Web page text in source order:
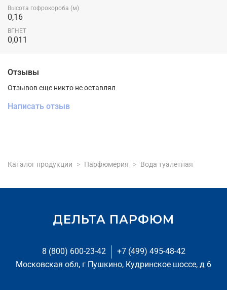
Высота гофрокороба (м)
0,16
ВГНЕТ
0,011
Отзывы
Отзывов еще никто не оставлял
Написать отзыв
Каталог продукции Парфюмерия Вода туалетная
8 (800) 600-23-42
+7 (499) 495-48-42
Московская обл, г Пушкино, Кудринское шоссе, д 6
ДЕЛЬТА ПАРФЮМ